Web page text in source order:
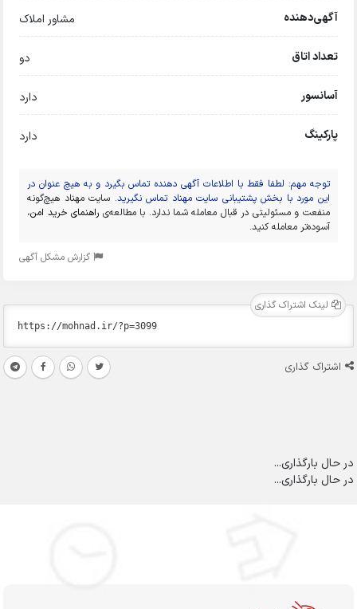
آگهی‌دهنده مشاور املاک
تعداد اتاق دو
آسانسور دارد
پارکینگ دارد
توجه مهم: لطفا فقط با اطلاعات آگهی دهنده تماس بگیرد و به هیچ عنوان در
این مورد با بخش پشتیبانی سایت مهناد تماس نگیرید. سایت مهناد هیچ‌گونه
منفعت و مسئولیتی در قبال معامله شما ندارد. با مطالعه‌ی راهنمای خرید امن،
آسوده‌تر معامله کنید.
گزارش مشکل آگهی
لینک اشتراک گذاری
اشتراک گذاری
در حال بارگذاری...
در حال بارگذاری...